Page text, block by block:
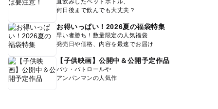
直飲みしたペットボトル、
何日後まで飲んでも大丈夫？
お得いっぱい！2026夏の福袋特集
早い者勝ち！数量限定の人気福袋
発売日や価格、内容を最速でお届け
【子供映画】公開中＆公開予定作品
パウ・パトロールや
アンパンマンの人気作